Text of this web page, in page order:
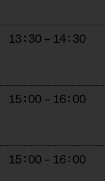
13:30 – 14:30
15:00 – 16:00
15:00 – 16:00